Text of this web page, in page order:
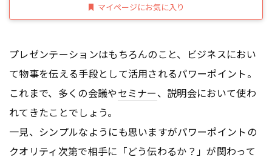
マイページにお気に入り
プレゼンテーションはもちろんのこと、ビジネスにおい
て物事を伝える手段として活用されるパワーポイント。
これまで、多くの会議やセミナー、説明会において使わ
れてきたことでしょう。
一見、シンプルなようにも思いますがパワーポイントの
クオリティ次第で相手に「どう伝わるか？」が関わって